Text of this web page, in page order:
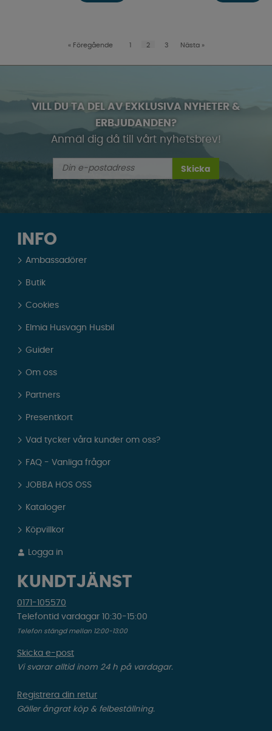
« Föregående 1 2 3 Nästa »
VILL DU TA DEL AV EXKLUSIVA NYHETER &
ERBJUDANDEN?
Anmäl dig då till vårt nyhetsbrev!
Skicka
INFO
Ambassadörer
Butik
Cookies
Elmia Husvagn Husbil
Guider
Om oss
Partners
Presentkort
Vad tycker våra kunder om oss?
FAQ - Vanliga frågor
JOBBA HOS OSS
Kataloger
Köpvillkor
Logga in
KUNDTJÄNST
0171-105570
Telefontid vardagar 10:30-15:00
Telefon stängd mellan 12:00-13:00
Skicka e-post
Vi svarar alltid inom 24 h på vardagar.
Registrera din retur
Gäller ångrat köp & felbeställning.